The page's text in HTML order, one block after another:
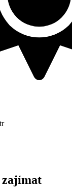
zajímat